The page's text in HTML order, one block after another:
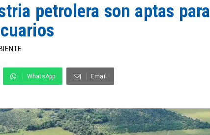
petrolera son aptas para
WhatsApp Email